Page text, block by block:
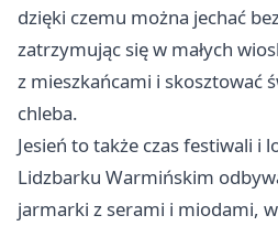
dzięki czemu można jechać
zatrzymując się w małych
z mieszkańcami i skosztować
chleba.
Jesień to także czas festiwali i
Lidzbarku Warmińskim
jarmarki z serami i miodami,